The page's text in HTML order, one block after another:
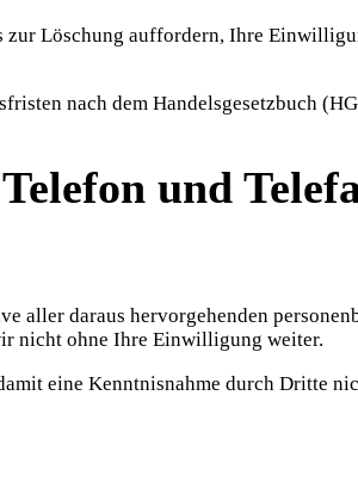
Löschung auffordern, Ihre
nach dem Handelsgesetzbuch
und
daraus hervorgehenden
nicht ohne Ihre Einwilligung weiter.
eine Kenntnisnahme durch Dritte